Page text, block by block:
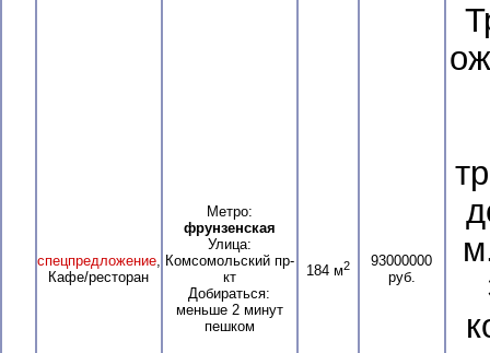
спецпредложение,
Кафе/ресторан
Метро:
фрунзенская
Улица:
Комсомольский пр-
кт
Добираться:
меньше 2 минут
пешком
184 м2
93000000
руб.